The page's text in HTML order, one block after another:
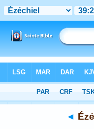
Chapitre 39> Verset 29
◄